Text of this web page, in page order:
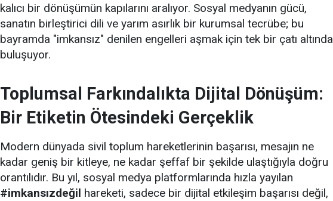
kalıcı bir dönüşümün kapılarını aralıyor. Sosyal medyanın gücü,
sanatın birleştirici dili ve yarım asırlık bir kurumsal tecrübe; bu
bayramda "imkansız" denilen engelleri aşmak için tek bir çatı altında
buluşuyor.
Toplumsal Farkındalıkta Dijital Dönüşüm:
Bir Etiketin Ötesindeki Gerçeklik
Modern dünyada sivil toplum hareketlerinin başarısı, mesajın ne
kadar geniş bir kitleye, ne kadar şeffaf bir şekilde ulaştığıyla doğru
orantılıdır. Bu yıl, sosyal medya platformlarında hızla yayılan
#imkansızdeğil hareketi, sadece bir dijital etkileşim başarısı değil,